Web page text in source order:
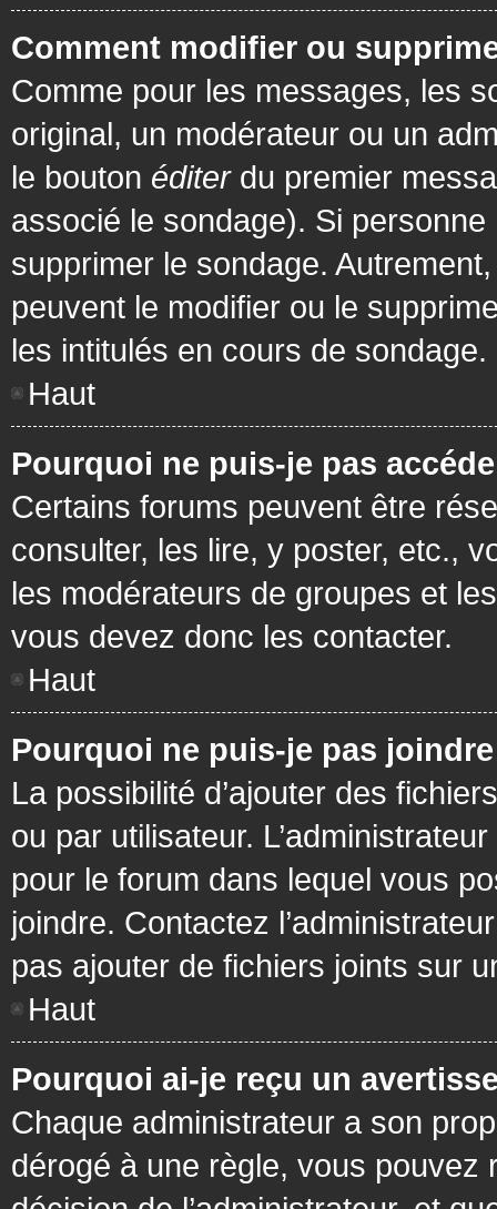
Comment modifier ou
Comme pour les messages, les
original, un modérateur ou un
le bouton éditerdu premier
associé le sondage). Si personne
supprimer le sondage.
peuvent le modifier ou le
les intitulés en cours de sondage.
Haut
Pourquoi ne puis-je pas
Certains forums peuvent être
consulter, les lire, y poster, etc.,
les modérateurs de groupes et
vous devez donc les contacter.
Haut
Pourquoi ne puis-je pas
La possibilité d’ajouter des
ou par utilisateur.
pour le forum dans lequel vous
joindre. Contactez
pas ajouter de fichiers joints sur
Haut
Pourquoi ai-je reçu un
Chaque administrateur a son
dérogé à une règle, vous pouvez